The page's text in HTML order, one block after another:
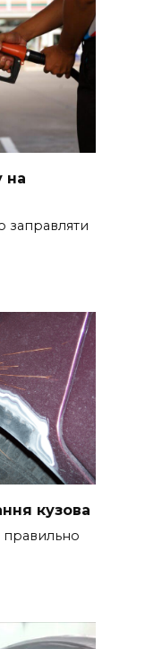
на
заправляти
кузова
правильно